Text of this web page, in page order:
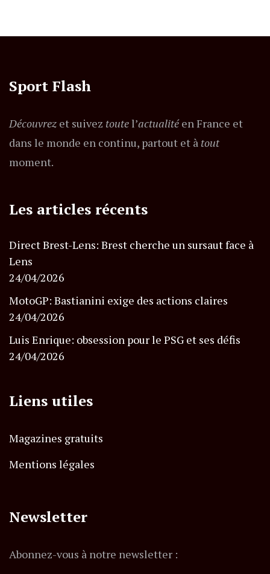
Sport Flash
Découvrez et suivez toutel’actualitéen France et
dans le monde en continu, partout et à tout
moment.
Les articles récents
Direct Brest-Lens: Brest cherche un sursaut face à
Lens
24/04/2026
MotoGP: Bastianini exige des actions claires
24/04/2026
Luis Enrique: obsession pour le PSG et ses défis
24/04/2026
Liens utiles
Magazines gratuits
Mentions légales
Newsletter
Abonnez-vous à notre newsletter :